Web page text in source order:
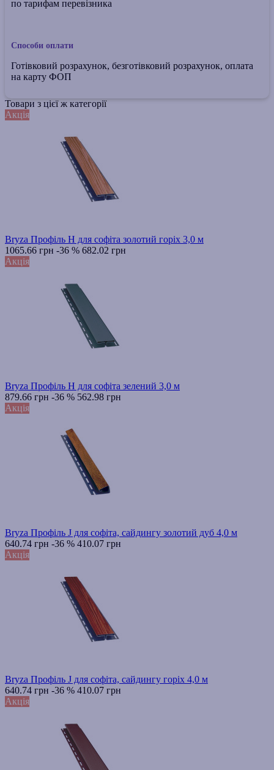
по тарифам перевізника
Способи оплати
Готівковий розрахунок, безготівковий розрахунок, оплата
на карту ФОП
Товари з цієї ж категорії
Акція
Bryza Профіль H для софіта золотий горіх 3,0 м
1065.66 грн -36 % 682.02 грн
Акція
Bryza Профіль H для софіта зелений 3,0 м
879.66 грн -36 % 562.98 грн
Акція
Bryza Профіль J для софіта, сайдингу золотий дуб 4,0 м
640.74 грн -36 % 410.07 грн
Акція
Bryza Профіль J для софіта, сайдингу горіх 4,0 м
640.74 грн -36 % 410.07 грн
Акція